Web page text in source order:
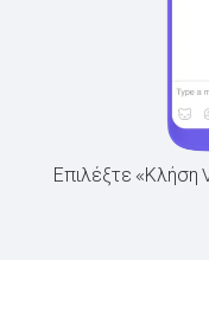
Επιλέξτε «Κλήση